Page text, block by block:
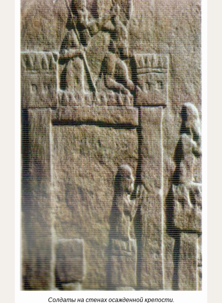
Солдаты на стенах осажденной крепости.